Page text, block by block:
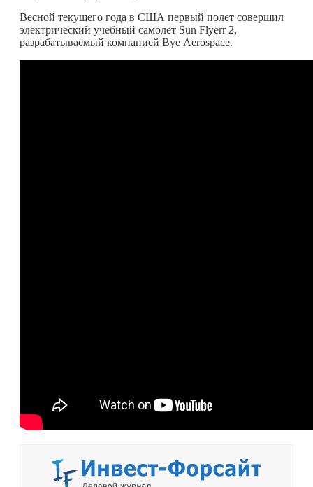
Весной текущего года в США первый полет совершил
электрический учебный самолет Sun Flyerr 2,
разрабатываемый компанией Bye Aerospace.